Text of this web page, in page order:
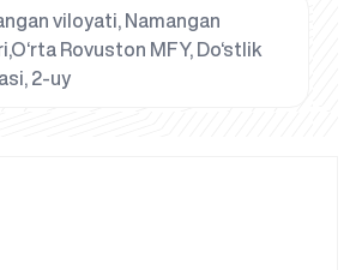
viloyati, Namangan
Rovuston MFY, Do‘stlik
2-uy